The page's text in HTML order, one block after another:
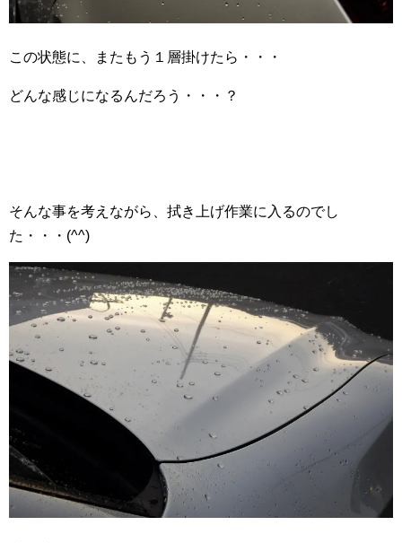
この状態に、またもう１層掛けたら・・・
どんな感じになるんだろう・・・？
そんな事を考えながら、拭き上げ作業に入るのでし
た・・・(^^)